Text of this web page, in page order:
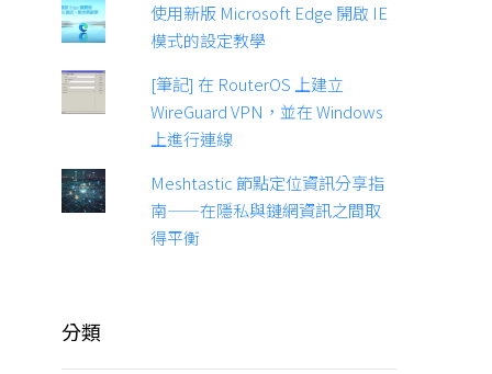
使用新版 Microsoft Edge 開啟 IE
模式的設定教學
[筆記] 在 RouterOS 上建立
WireGuard VPN，並在 Windows
上進行連線
Meshtastic 節點定位資訊分享指
南——在隱私與鏈網資訊之間取
得平衡
分類